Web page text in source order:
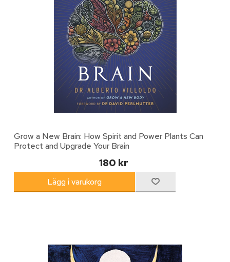
Grow a New Brain: How Spirit and Power Plants Can
Protect and Upgrade Your Brain
180 kr